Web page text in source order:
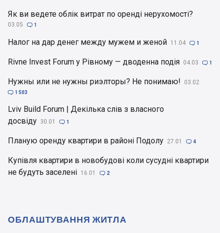
Як ви ведете облік витрат по оренді нерухомості?
03.05  1
Налог на дар денег между мужем и женой 11.04  1
Rivne Invest Forum у Рівному — дводенна подія 04.03  1
Нужны или не нужны риэлторы? Не понимаю! 03.02
 1 503
Lviv Build Forum | Декілька слів з власного
досвіду 30.01  1
Планую оренду квартири в районі Подолу 27.01  4
Купівля квартири в новобудові коли сусудні квартири
не будуть заселені 16.01  2
ОБЛАШТУВАННЯ ЖИТЛА